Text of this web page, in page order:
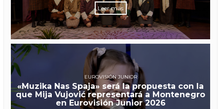
Leer más
EUROVISIÓN JUNIOR
«Muzika Nas Spaja» será la propuesta con la
que Mija Vujović representará a Montenegro
en Eurovisión Junior 2026